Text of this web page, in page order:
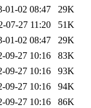
01-02 08:47
29K
07-27 11:20
51K
01-02 08:47
29K
09-27 10:16
83K
09-27 10:16
93K
09-27 10:16
94K
09-27 10:16
86K